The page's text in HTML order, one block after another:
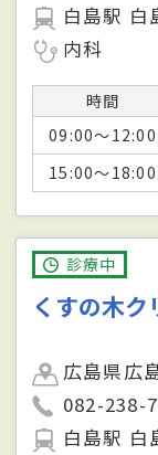
白島駅 白
内科
時間
09:00～12:00
15:00～18:00
診療中
くすの木ク
広島県広
082-238-
白島駅 白